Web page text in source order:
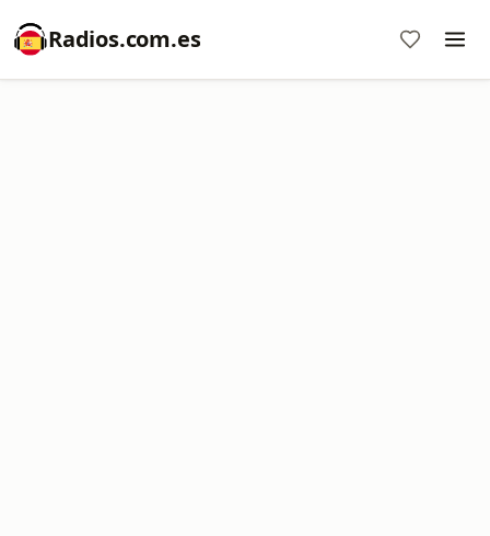
Radios.com.es